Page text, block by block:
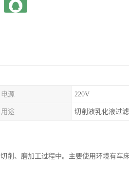
电源 220V
用途 切削液乳化液过
削、磨加工过程中。主要使用环境有车